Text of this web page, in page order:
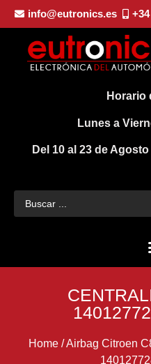
info@eutronics.es
Horario
Lunes a
Del 10 al 23 de Agosto
Home/Airbag Citroen